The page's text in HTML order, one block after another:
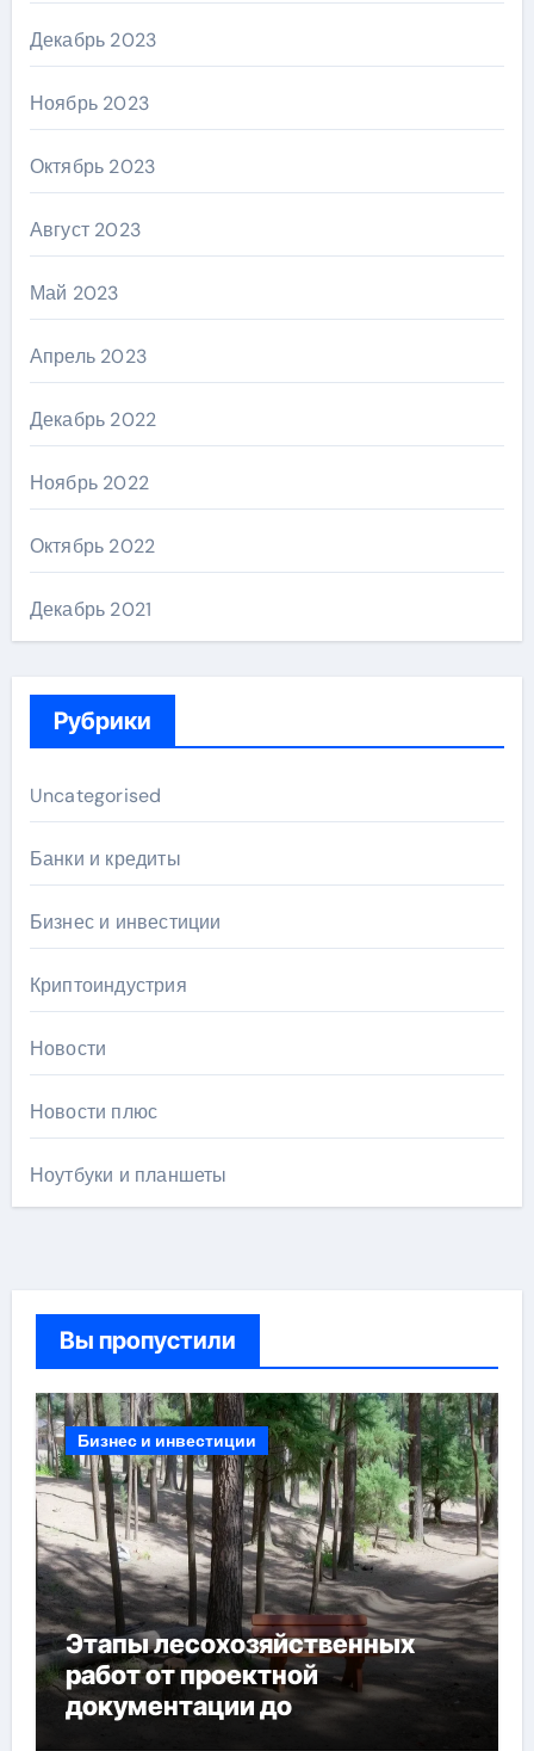
Декабрь 2023
Ноябрь 2023
Октябрь 2023
Август 2023
Май 2023
Апрель 2023
Декабрь 2022
Ноябрь 2022
Октябрь 2022
Декабрь 2021
Рубрики
Uncategorised
Банки и кредиты
Бизнес и инвестиции
Криптоиндустрия
Новости
Новости плюс
Ноутбуки и планшеты
Вы пропустили
Бизнес и инвестиции
Этапы лесохозяйственных
работ от проектной
документации до